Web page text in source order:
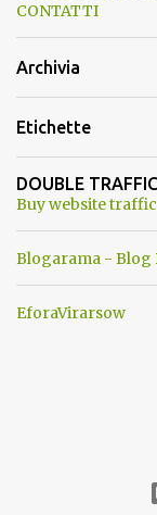
CONTATTI
Archivia
Etichette
DOUBLE TRAFFIC
Buy website
Blogarama - Blog
EforaVirarsow